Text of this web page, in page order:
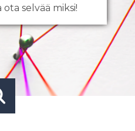
selvää miksi!